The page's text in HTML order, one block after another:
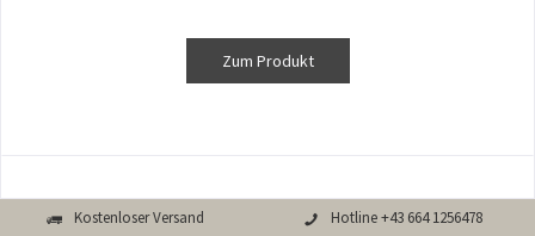
Zum Produkt
Kostenloser Versand Hotline +43 664 1256478